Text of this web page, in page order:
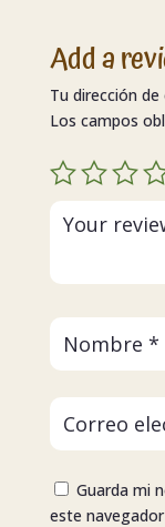
Add a
Tu dirección
Los campos
Guarda mi
este